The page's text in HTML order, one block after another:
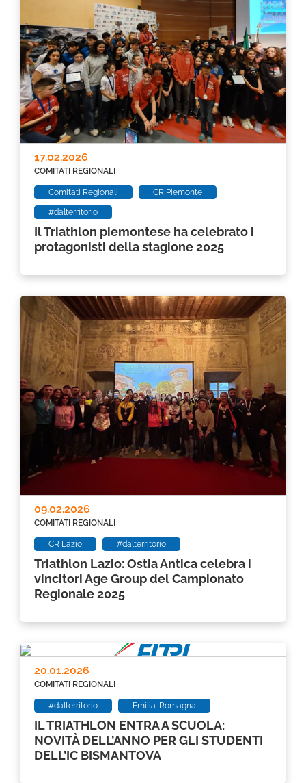
Il Triathlon piemontese ha celebrato i
protagonisti della stagione 2025
COMITATI REGIONALI
17.02.2026
Comitati Regionali CR Piemonte
#dalterritorio
Triathlon Lazio: Ostia Antica celebra i
vincitori Age Group del Campionato
Regionale 2025
COMITATI REGIONALI
09.02.2026
CR Lazio #dalterritorio
IL TRIATHLON ENTRA A SCUOLA:
NOVITÀ DELL’ANNO PER GLI STUDENTI
DELL’IC BISMANTOVA
COMITATI REGIONALI
20.01.2026
#dalterritorio Emilia-Romagna